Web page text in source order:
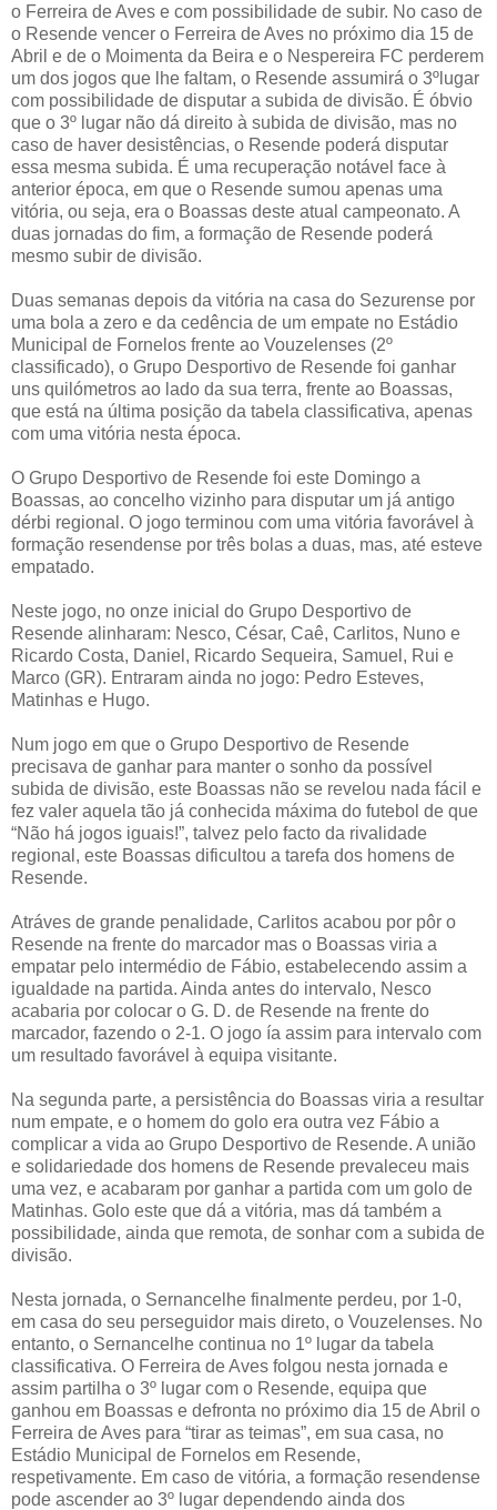
o Ferreira de Aves e com possibilidade de subir. No caso de
o Resende vencer o Ferreira de Aves no próximo dia 15 de
Abril e de o Moimenta da Beira e o Nespereira FC perderem
um dos jogos que lhe faltam, o Resende assumirá o 3ºlugar
com possibilidade de disputar a subida de divisão. É óbvio
que o 3º lugar não dá direito à subida de divisão, mas no
caso de haver desistências, o Resende poderá disputar
essa mesma subida. É uma recuperação notável face à
anterior época, em que o Resende sumou apenas uma
vitória, ou seja, era o Boassas deste atual campeonato. A
duas jornadas do fim, a formação de Resende poderá
mesmo subir de divisão.
Duas semanas depois da vitória na casa do Sezurense por
uma bola a zero e da cedência de um empate no Estádio
Municipal de Fornelos frente ao Vouzelenses (2º
classificado), o Grupo Desportivo de Resende foi ganhar
uns quilómetros ao lado da sua terra, frente ao Boassas,
que está na última posição da tabela classificativa, apenas
com uma vitória nesta época.
O Grupo Desportivo de Resende foi este Domingo a
Boassas, ao concelho vizinho para disputar um já antigo
dérbi regional. O jogo terminou com uma vitória favorável à
formação resendense por três bolas a duas, mas, até esteve
empatado.
Neste jogo, no onze inicial do Grupo Desportivo de
Resende alinharam: Nesco, César, Caê, Carlitos, Nuno e
Ricardo Costa, Daniel, Ricardo Sequeira, Samuel, Rui e
Marco (GR). Entraram ainda no jogo: Pedro Esteves,
Matinhas e Hugo.
Num jogo em que o Grupo Desportivo de Resende
precisava de ganhar para manter o sonho da possível
subida de divisão, este Boassas não se revelou nada fácil e
fez valer aquela tão já conhecida máxima do futebol de que
“Não há jogos iguais!”, talvez pelo facto da rivalidade
regional, este Boassas dificultou a tarefa dos homens de
Resende.
Atráves de grande penalidade, Carlitos acabou por pôr o
Resende na frente do marcador mas o Boassas viria a
empatar pelo intermédio de Fábio, estabelecendo assim a
igualdade na partida. Ainda antes do intervalo, Nesco
acabaria por colocar o G. D. de Resende na frente do
marcador, fazendo o 2-1. O jogo ía assim para intervalo com
um resultado favorável à equipa visitante.
Na segunda parte, a persistência do Boassas viria a resultar
num empate, e o homem do golo era outra vez Fábio a
complicar a vida ao Grupo Desportivo de Resende. A união
e solidariedade dos homens de Resende prevaleceu mais
uma vez, e acabaram por ganhar a partida com um golo de
Matinhas. Golo este que dá a vitória, mas dá também a
possibilidade, ainda que remota, de sonhar com a subida de
divisão.
Nesta jornada, o Sernancelhe finalmente perdeu, por 1-0,
em casa do seu perseguidor mais direto, o Vouzelenses. No
entanto, o Sernancelhe continua no 1º lugar da tabela
classificativa. O Ferreira de Aves folgou nesta jornada e
assim partilha o 3º lugar com o Resende, equipa que
ganhou em Boassas e defronta no próximo dia 15 de Abril o
Ferreira de Aves para “tirar as teimas”, em sua casa, no
Estádio Municipal de Fornelos em Resende,
respetivamente. Em caso de vitória, a formação resendense
pode ascender ao 3º lugar dependendo ainda dos